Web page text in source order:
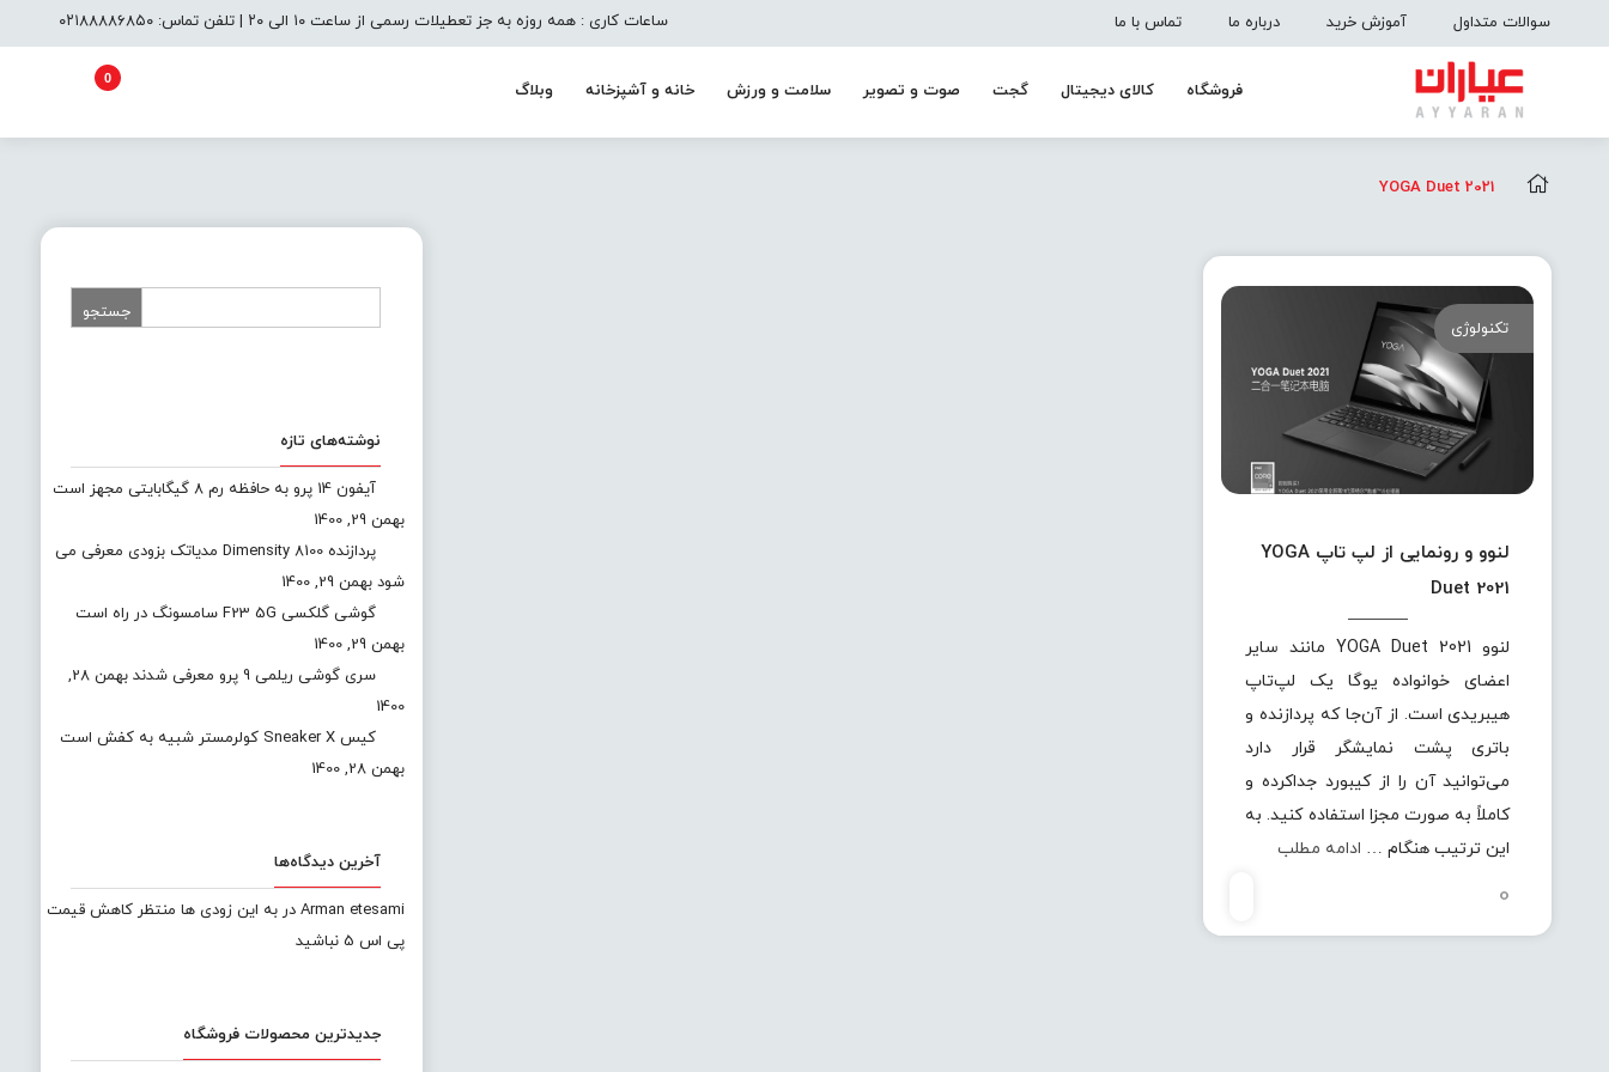
سوالات متداول آموزش خرید درباره ما تماس با ما ساعات کاری : همه روزه به جز تعطیلات رسمی از ساعت ۱۰ الی ۲۰ | تلفن تماس: ۰۲۱۸۸۸۸۶۸۵۰
فروشگاه کالای دیجیتال گجت صوت و تصویر سلامت و ورزش خانه و آشپزخانه وبلاگ
0
YOGA Duet 2021
تکنولوژی
لنوو و رونمایی از لپ تاپ YOGA
Duet 2021
لنوو YOGA Duet 2021 مانند سایر
اعضای خوانواده یوگا یک لپ‌تاپ
هیبریدی است. از آن‌جا که پردازنده و
باتری پشت نمایشگر قرار دارد
می‌توانید آن را از کیبورد جداکرده و
کاملاً به صورت مجزا استفاده کنید. به
این ترتیب هنگام … ادامه مطلب
0
نوشته‌های تازه
آیفون 14 پرو به حافظه رم 8 گیگابایتی مجهز است
بهمن 29, 1400
پردازنده Dimensity 8100 مدیاتک بزودی معرفی می
شود بهمن 29, 1400
گوشی گلکسی F23 5G سامسونگ در راه است
بهمن 29, 1400
سری گوشی ریلمی 9 پرو معرفی شدند
بهمن 28,
1400
کیس Sneaker X کولرمستر شبیه به کفش است
بهمن 28, 1400
آخرین دیدگاه‌ها
Arman etesami دربه این زودی ها منتظر کاهش قیمت
پی اس 5 نباشید
جدیدترین محصولات فروشگاه